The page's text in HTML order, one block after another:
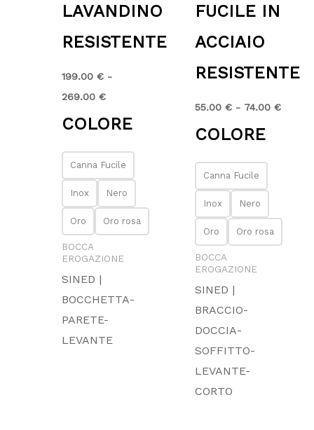
LAVANDINO
RESISTENTE
199.00 € -
269.00 €
COLORE
Canna Fucile
Inox Nero
Oro Oro rosa
BOCCA
EROGAZIONE
SINED |
BOCCHETTA-
PARETE-
LEVANTE
FUCILE IN
ACCIAIO
RESISTENTE
55.00 € - 74.00 €
COLORE
Canna Fucile
Inox Nero
Oro Oro rosa
BOCCA
EROGAZIONE
SINED |
BRACCIO-
DOCCIA-
SOFFITTO-
LEVANTE-
CORTO